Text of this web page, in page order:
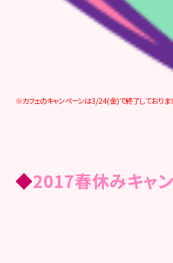
※カフェのキャンペーンは3/24(金)で終了しておりま
◆2017春休みキャ